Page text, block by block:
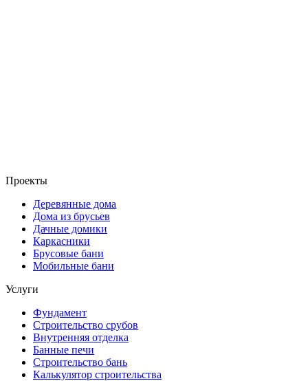
Проекты
Деревянные дома
Дома из брусьев
Дачные домики
Каркасники
Брусовые бани
Мобильные бани
Услуги
Фундамент
Строительство срубов
Внутренняя отделка
Банные печи
Строительство бань
Калькулятор строительства